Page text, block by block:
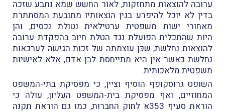
ערובה להוצאות מתחזקות, לאור החשש שמא נתבע שזכה
בדין לא יוכל להיפרע בגין הוצאותיו מתובעת המסתתרת
מאחורי ישות משפטית ערטילאית נטולת נכסים, והן
היות שהתכלית הפועלת נגד הטלת חיוב בהפקדת ערובה
להוצאות נחלשת, שכּן עוצמתה של זכות הגישה לערכאות
נחלשת כאשר אין היא מתייחסת לבן אדם, אלא לאישיות
משפטית מלאכותית.
השופט גרוסקופף הוסיף וציין, כי מפּסיקת בתי-המשפט
המחוזיים, ואף מפּסיקת בית-המשפט העליון, עולה כי
הוראת סעיף 353א לחוק החברות, כמו גם הוראת תקנה